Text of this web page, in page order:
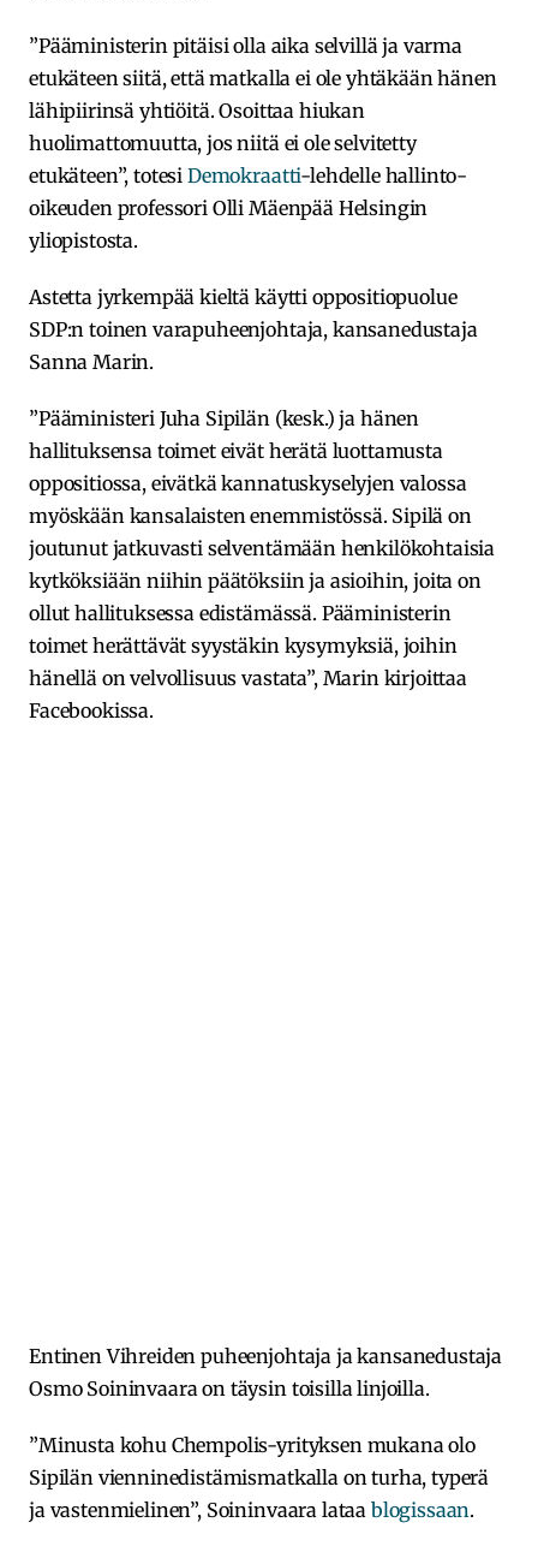
”Pääministerin pitäisi olla aika selvillä ja varma
etukäteen siitä, että matkalla ei ole yhtäkään hänen
lähipiirinsä yhtiöitä. Osoittaa hiukan
huolimattomuutta, jos niitä ei ole selvitetty
etukäteen”, totesi Demokraatti-lehdelle hallinto-
oikeuden professori Olli Mäenpää Helsingin
yliopistosta.
Astetta jyrkempää kieltä käytti oppositiopuolue
SDP:n toinen varapuheenjohtaja, kansanedustaja
Sanna Marin.
”Pääministeri Juha Sipilän (kesk.) ja hänen
hallituksensa toimet eivät herätä luottamusta
oppositiossa, eivätkä kannatuskyselyjen valossa
myöskään kansalaisten enemmistössä. Sipilä on
joutunut jatkuvasti selventämään henkilökohtaisia
kytköksiään niihin päätöksiin ja asioihin, joita on
ollut hallituksessa edistämässä. Pääministerin
toimet herättävät syystäkin kysymyksiä, joihin
hänellä on velvollisuus vastata”, Marin kirjoittaa
Facebookissa.
Entinen Vihreiden puheenjohtaja ja kansanedustaja
Osmo Soininvaara on täysin toisilla linjoilla.
”Minusta kohu Chempolis-yrityksen mukana olo
Sipilän vienninedistämismatkalla on turha, typerä
ja vastenmielinen”, Soininvaara lataa blogissaan.